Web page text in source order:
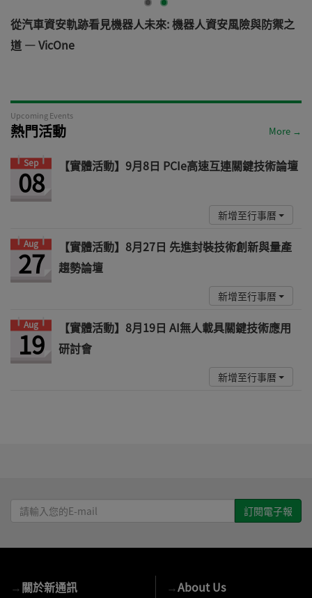
從汽車資安軌跡看見機器人未來: 機器人資安風險與防禦之
道 — VicOne
Upcoming Events
熱門活動 More →
Sep
08 【實體活動】9月8日 PCIe高速互連關鍵技術論壇
新增至行事曆
Aug
27
【實體活動】8月27日 先進封裝技術創新與量產
趨勢論壇
新增至行事曆
Aug
19
【實體活動】8月19日 AI無人載具關鍵技術應用
研討會
新增至行事曆
請
輸
E-
→關於新通訊 →About Us